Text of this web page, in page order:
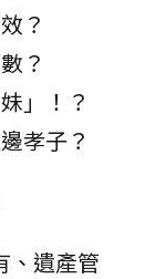
？
？
」！？
孝子？
遺產管